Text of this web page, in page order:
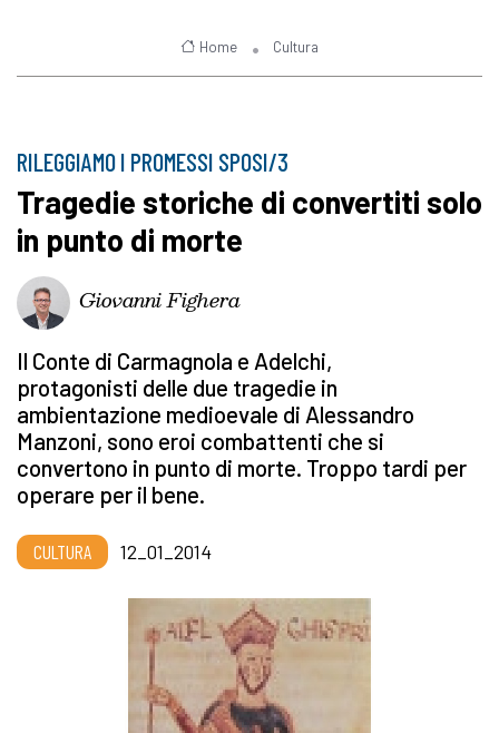
Home Cultura
RILEGGIAMO I PROMESSI SPOSI/3
Tragedie storiche di convertiti solo
in punto di morte
Giovanni Fighera
Il Conte di Carmagnola e Adelchi,
protagonisti delle due tragedie in
ambientazione medioevale di Alessandro
Manzoni, sono eroi combattenti che si
convertono in punto di morte. Troppo tardi per
operare per il bene.
CULTURA 12_01_2014